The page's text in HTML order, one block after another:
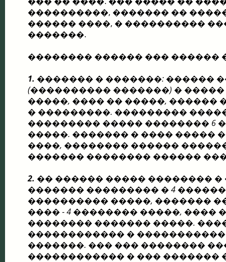
����������, ������� ��
������ ����, � ����������
�������.
�������� ������ ��� ������
1. ������� � �������: ������
(���������� �������) � �����
�����, ���� �� �����, ������
� ���������. ���������
��������� ����� �������� 6
�����. ������� � ���� �����
����, �������� ������
������� �������� ������
2. �� ������ ����� ��������
������� ��������� � 4
���������� �����, �������
���� - 4 �������� �����, ����
�������� ������� �����.
������������ �
�������. ��� ��� ��������
������������ � ��� �������